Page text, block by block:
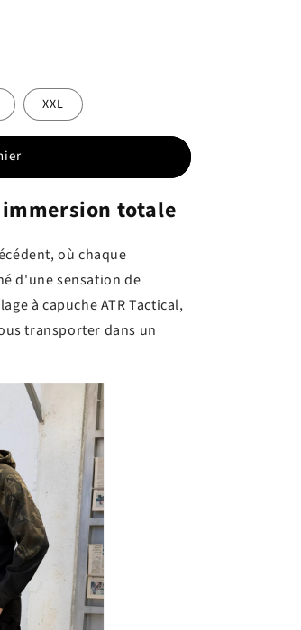
XXL
totale
où chaque
d'une sensation de
à capuche ATR Tactical,
transporter dans un